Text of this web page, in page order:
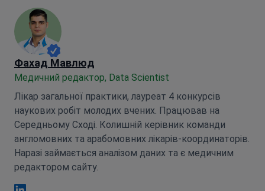
Фахад Мавлюд
Медичний редактор, Data Scientist
Лікар загальної практики, лауреат 4 конкурсів
наукових робіт молодих вчених. Працював на
Середньому Сході. Колишній керівник команди
англомовних та арабомовних лікарів-координаторів.
Наразі займається аналізом даних та є медичним
редактором сайту.